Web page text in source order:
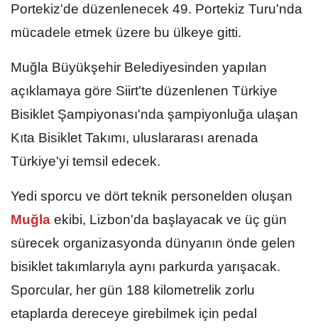
Portekiz'de düzenlenecek 49. Portekiz Turu'nda
mücadele etmek üzere bu ülkeye gitti.
Muğla Büyükşehir Belediyesinden yapılan
açıklamaya göre Siirt'te düzenlenen Türkiye
Bisiklet Şampiyonası'nda şampiyonluğa ulaşan
Kıta Bisiklet Takımı, uluslararası arenada
Türkiye'yi temsil edecek.
Yedi sporcu ve dört teknik personelden oluşan
Muğla ekibi, Lizbon'da başlayacak ve üç gün
sürecek organizasyonda dünyanın önde gelen
bisiklet takımlarıyla aynı parkurda yarışacak.
Sporcular, her gün 188 kilometrelik zorlu
etaplarda dereceye girebilmek için pedal